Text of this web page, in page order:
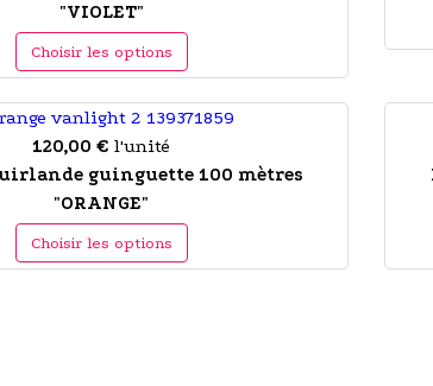
"VIOLET"
Choisir les options
120,00 € l'unité
guinguette 100 mètres
"ORANGE"
Choisir les options